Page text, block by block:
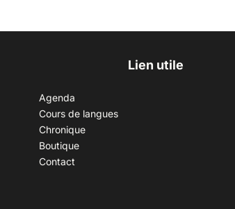
Lien utile
Agenda
Cours de langues
Chronique
Boutique
Contact